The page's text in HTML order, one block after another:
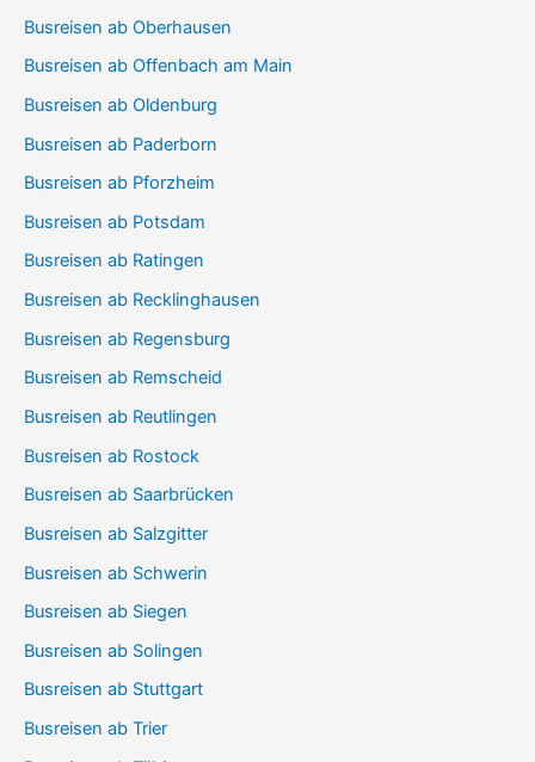
Busreisen ab Oberhausen
Busreisen ab Offenbach am Main
Busreisen ab Oldenburg
Busreisen ab Paderborn
Busreisen ab Pforzheim
Busreisen ab Potsdam
Busreisen ab Ratingen
Busreisen ab Recklinghausen
Busreisen ab Regensburg
Busreisen ab Remscheid
Busreisen ab Reutlingen
Busreisen ab Rostock
Busreisen ab Saarbrücken
Busreisen ab Salzgitter
Busreisen ab Schwerin
Busreisen ab Siegen
Busreisen ab Solingen
Busreisen ab Stuttgart
Busreisen ab Trier